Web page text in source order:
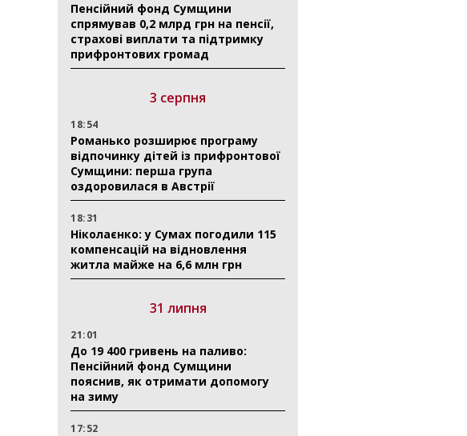
Пенсійний фонд Сумщини
спрямував 0,2 млрд грн на пенсії,
страхові виплати та підтримку
прифронтових громад
3 серпня
18:54
Романько розширює програму
відпочинку дітей із прифронтової
Сумщини: перша група
оздоровилася в Австрії
18:31
Ніколаєнко: у Сумах погодили 115
компенсацій на відновлення
житла майже на 6,6 млн грн
31 липня
21:01
До 19 400 гривень на паливо:
Пенсійний фонд Сумщини
пояснив, як отримати допомогу
на зиму
17:52